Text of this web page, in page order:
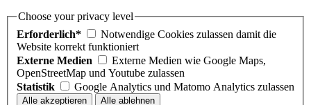
Choose your privacy level
Erforderlich*
Notwendige Cookies zulassen damit die
Website korrekt funktioniert
Externe Medien
Externe Medien wie Google Maps,
OpenStreetMap und Youtube zulassen
Statistik
Google Analytics und Matomo Analytics zulassen